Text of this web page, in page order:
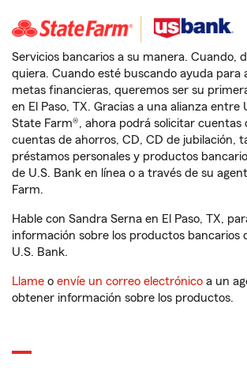
Servicios bancarios a su manera. Cuando,
quiera. Cuando esté buscando ayuda para
metas financieras, queremos ser su
en El Paso, TX. Gracias a una alianza entre
State Farm®, ahora podrá solicitar cuentas
cuentas de ahorros, CD, CD de jubilación,
préstamos personales y productos
de U.S. Bank en línea o a través de su
Farm.
Hable con Sandra Serna en El Paso, TX,
información sobre los productos bancarios
U.S. Bank.
Llame o envíe un correo electrónico a un
obtener información sobre los productos.